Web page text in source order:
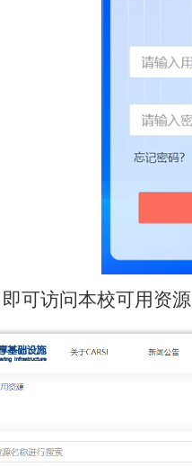
可访问本校可用资源